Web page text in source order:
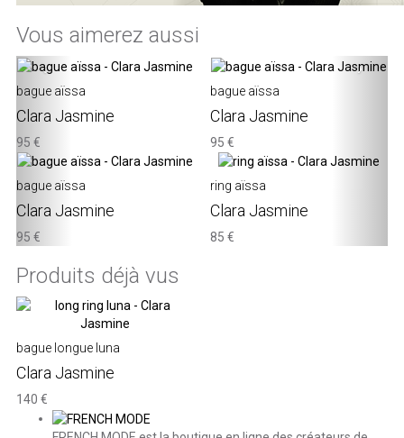
Vous aimerez aussi
‹ ›
bague aïssa
Clara Jasmine
95 €
bague aïssa
Clara Jasmine
95 €
bague aïssa
Clara Jasmine
95 €
ring aïssa
Clara Jasmine
85 €
Produits déjà vus
bague longue luna
Clara Jasmine
140 €